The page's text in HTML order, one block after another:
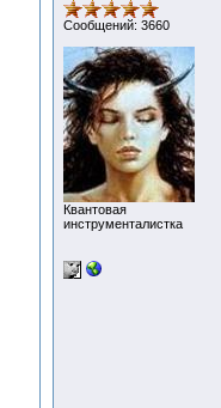
Сообщений: 3660
Квантовая
инструменталистка